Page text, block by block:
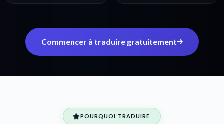
Commencer à traduire gratuitement
POURQUOI TRADUIRE